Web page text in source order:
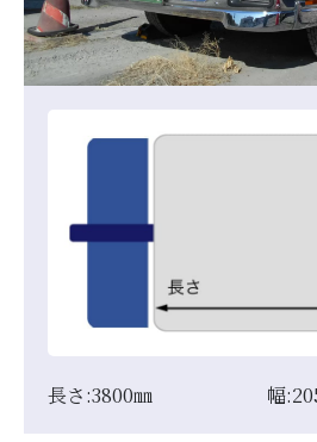
長さ:3800㎜ 幅: